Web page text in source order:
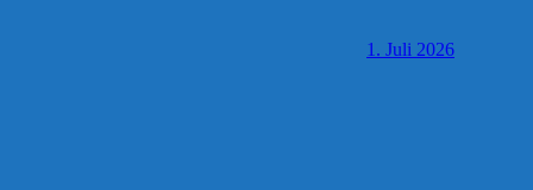
1. Juli 2026